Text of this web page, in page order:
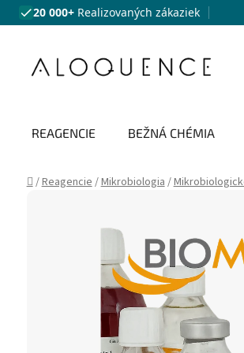
Prejsť na obsah
20 000+ Realizovaných zákaziek
REAGENCIE BEŽNÁ CHÉMIA
Domov
/Reagencie /Mikrobiologia /